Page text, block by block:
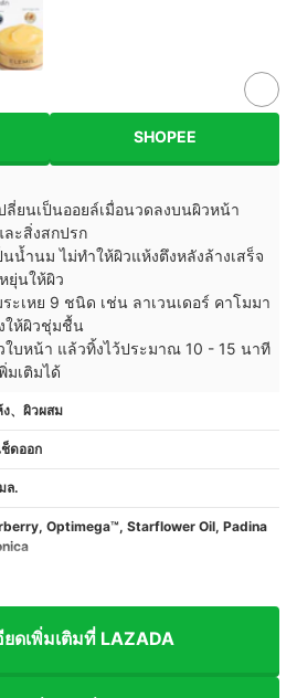
SHOPEE
ลี่ยนเป็นออยล์เมื่อนวดลงบนผิวหน้า
ละสิ่งสกปรก
น้ำนม ไม่ทำให้ผิวแห้งตึงหลังล้างเสร็จ
ยุ่นให้ผิว
ะเหย 9 ชนิด เช่น ลาเวนเดอร์ คาโมมา
ให้ผิวชุ่มชื้น
ใบหน้า แล้วทิ้งไว้ประมาณ 10 - 15 นาที
มเติมได้
、ผิวผสม
ดออก
ล.
Optimega™, Starflower Oil, Padina
ยดเพิ่มเติมที่ LAZADA